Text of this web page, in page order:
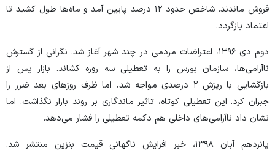
فروش ماندند. شاخص حدود ۱۲ درصد پایین آمد و ماه‌ها طول کشید تا
اعتماد بازگردد.
دوم دی ۱۳۹۶، اعتراضات مردمی در چند شهر آغاز شد. نگرانی از گسترش
ناآرامی‌ها، سازمان بورس را به تعطیلی سه روزه کشاند. بازار پس از
بازگشایی با ریزش ۲ درصدی مواجه شد، اما ظرف روز‌های بعد ضرر را
جبران کرد. این تعطیلی کوتاه، تاثیر ماندگاری بر روند بازار نگذاشت. اما
نشان داد ناآرامی‌های داخلی هم دکمه تعطیلی را فشار می‌دهد.
پانزدهم آبان ۱۳۹۸، خبر افزایش ناگهانی قیمت بنزین منتشر شد.